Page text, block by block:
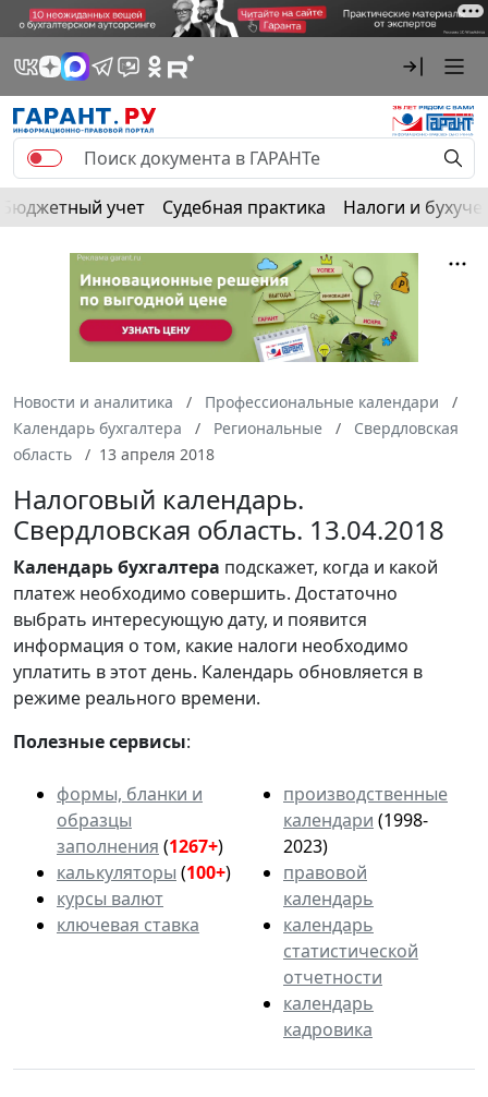
Бюджетный учет Судебная практика Налоги и
Новости и аналитика
Профессиональные календари
Календарь бухгалтера
Региональные
Свердловская
область
13 апреля 2018
Налоговый календарь.
Свердловская область. 13.04.2018
Календарьбухгалтера подскажет, когда и какой
платеж необходимо совершить. Достаточно
выбрать интересующую дату, и появится
информация о том, какие налоги необходимо
уплатить в этот день. Календарь обновляется в
режиме реального времени.
Полезные сервисы:
формы, бланки и
образцы
заполнения (1267+)
калькуляторы (100+)
курсы валют
ключевая ставка
производственные
календари (1998-
2023)
правовой
календарь
календарь
статистической
отчетности
календарь
кадровика